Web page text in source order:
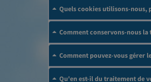
Quels cookies utilisons-nous,
Comment conservons-nous
Comment pouvez-vous gérer
Qu'en est-il du traitement de